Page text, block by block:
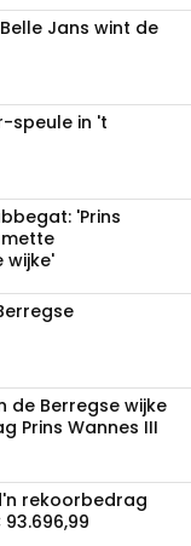
Jans wint de
speule in 't
'Prins
wijke'
de Berregse wijke
Prins Wannes III
rekoorbedrag